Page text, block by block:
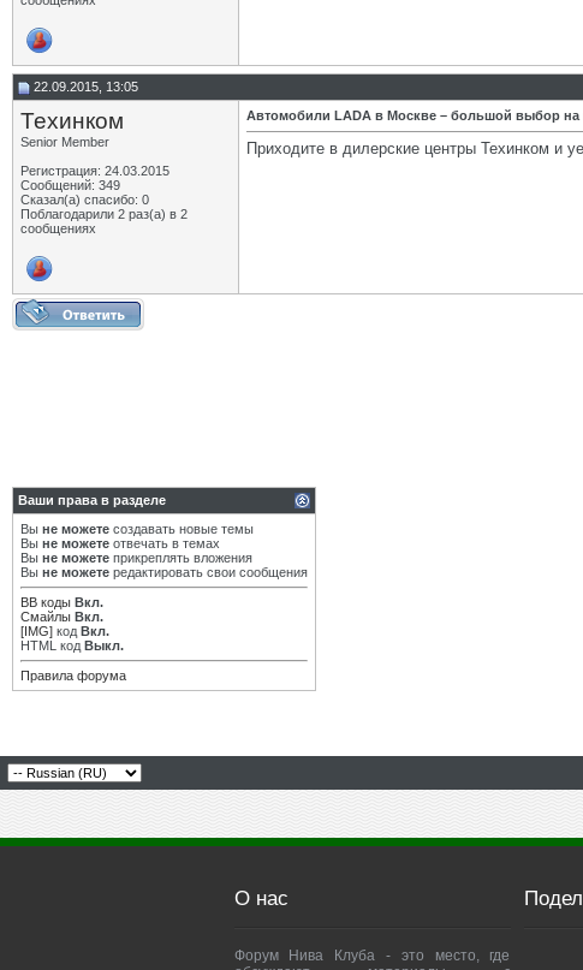
22.09.2015, 13:05
Техинком
Senior Member
Регистрация: 24.03.2015
Сообщений: 349
Сказал(а) спасибо: 0
Поблагодарили 2 раз(а) в 2
сообщениях
Автомобили LADA в Москве – большой выбор на
Приходите в дилерские центры Техинком и
Ваши права в разделе
Вы не можете создавать новые темы
Вы не можете отвечать в темах
Вы не можете прикреплять вложения
Вы не можете редактировать свои сообщения
BB коды Вкл.
Смайлы Вкл.
[IMG] код Вкл.
HTML код Выкл.
Правила форума
О нас
Форум Нива Клуба - это место, где